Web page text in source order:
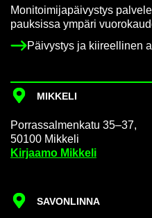
Mo­ni­toi­mi­ja­päi­vys­tys
pauk­sis­sa ym­pä­ri
Päi­vys­tys ja kii­reel­li­nen
MIK­KE­LI
Por­ras­sal­men­ka­tu 35–37,
50100 Mik­ke­li
Kir­jaa­mo Mik­ke­li
SA­VON­LIN­NA